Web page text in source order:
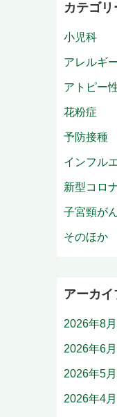
カテゴリ
小児科
アレルギ
アトピー
花粉症
予防接種
インフル
新型コロ
子宮頸が
そのほか
アーカイ
2026年8月
2026年6月
2026年5月
2026年4月